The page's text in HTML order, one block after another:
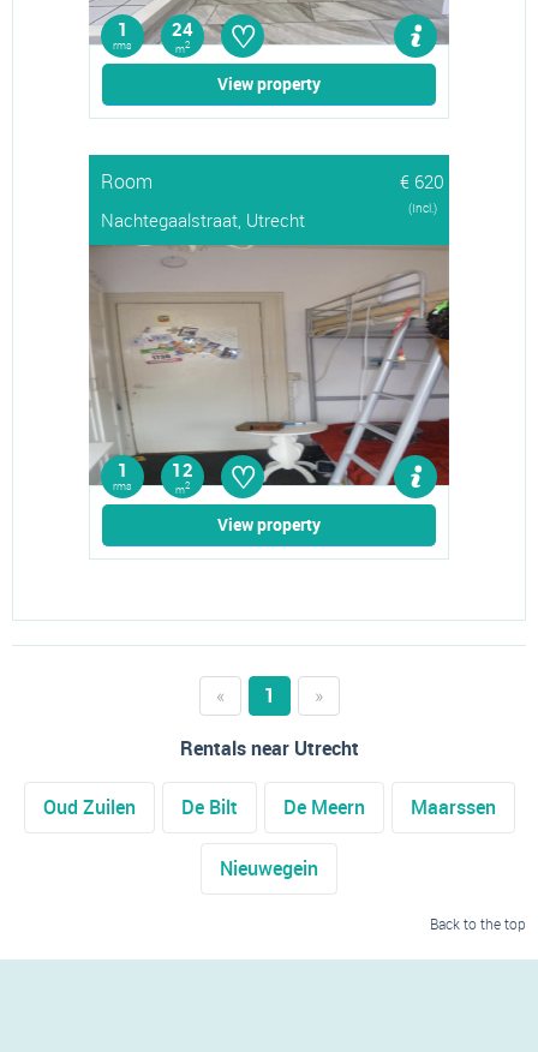
1
rms
24
m2 ♡
View property
Room
€ 620
Nachtegaalstraat, Utrecht
(Incl.)
1
rms
12
m2 ♡
View property
« 1
»
Rentals near Utrecht
Oud Zuilen De Bilt De Meern Maarssen
Nieuwegein
Back to the top